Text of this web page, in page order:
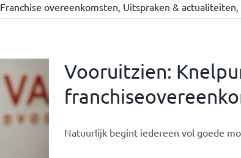
Franchise overeenkomsten, Uitspraken & actualiteiten,
Vooruitzien:
Natuurlijk begint iedereen vol goede